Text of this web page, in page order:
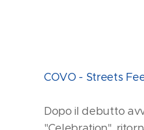
COVO - Streets
Dopo il debutto